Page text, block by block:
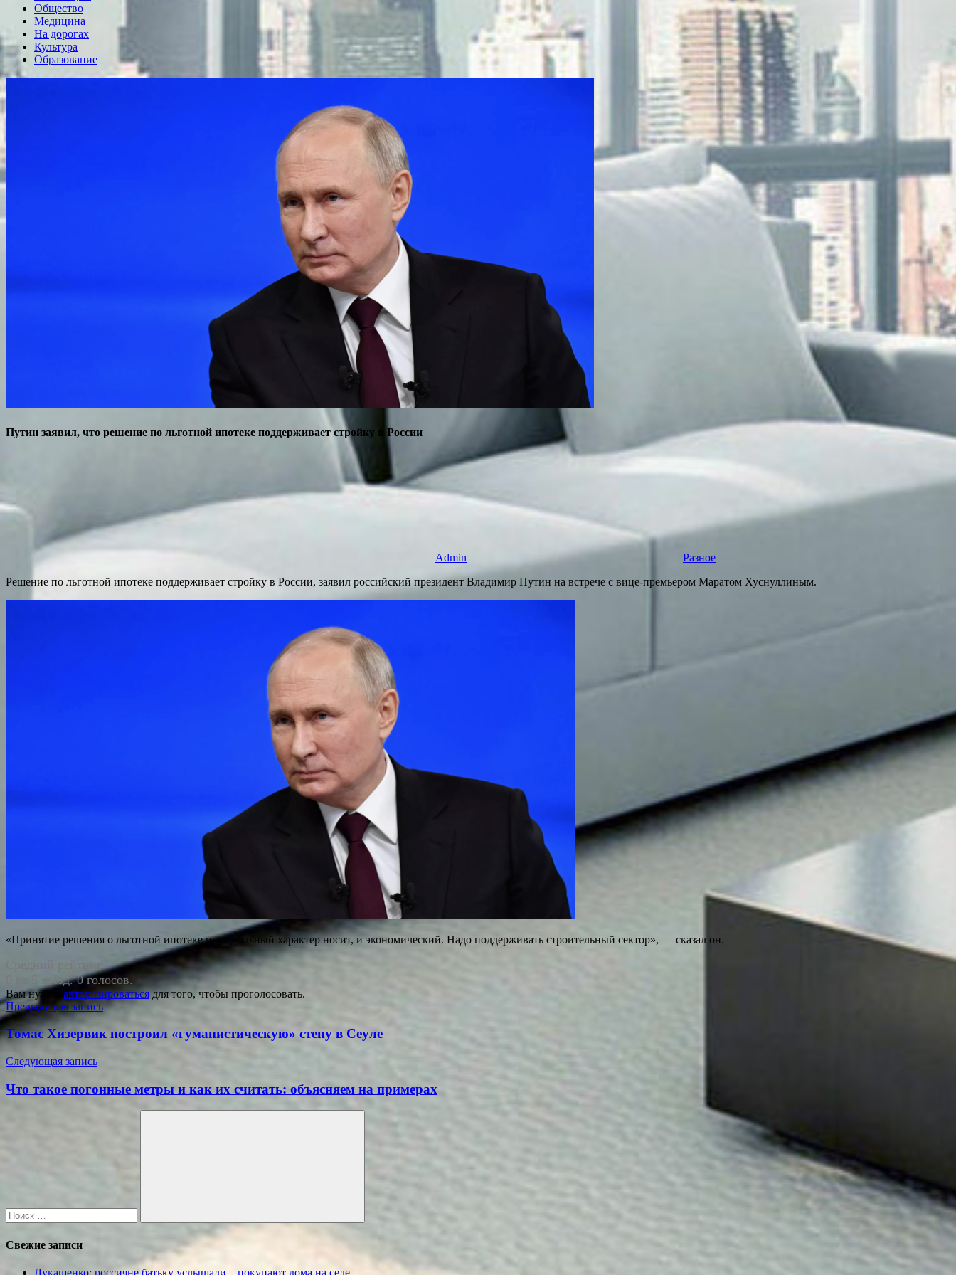
Общество
Медицина
На дорогах
Культура
Образование
Путин заявил, что решение по льготной ипотеке поддерживает стройку в России
Admin
Разное
Решение по льготной ипотеке поддерживает стройку в России, заявил российский президент Владимир Путин на встрече с вице-премьером Маратом Хуснуллиным.
«Принятие решения о льготной ипотеке и социальный характер носит, и экономический. Надо поддерживать строительный сектор», — сказал он.
Средний рейтинг
0 из 5 звезд. 0 голосов.
Вам нужно авторизироватьсядля того, чтобы проголосовать.
Навигация
по
записям
Предыдущая запись
Томас Хизервик построил «гуманистическую» стену в Сеуле
Следующая запись
Что такое погонные метры и как их считать: объясняем на примерах
Поиск
Свежие записи
Лукашенко: россияне батьку услышали – покупают дома на селе